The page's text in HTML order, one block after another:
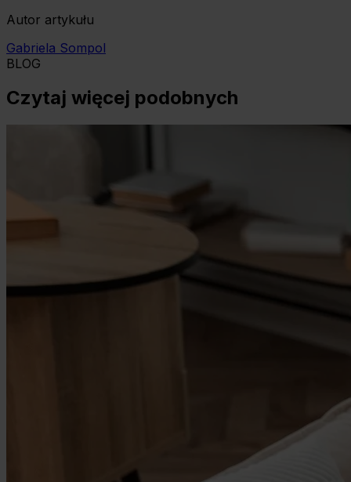
Autor artykułu
Gabriela Sompol
BLOG
Czytaj więcej podobnych